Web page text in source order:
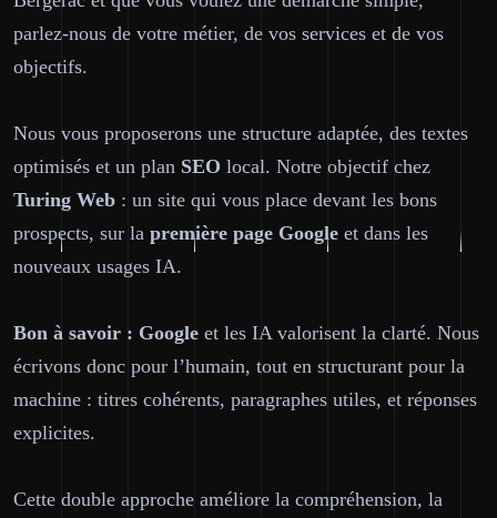
parlez-nous de votre métier, de vos services et de vos
objectifs.
Nous vous proposerons une structure adaptée, des textes
optimisés et un plan SEO local. Notre objectif chez
Turing Web : un site qui vous place devant les bons
prospects, sur la première page Google et dans les
nouveaux usages IA.
Bon à savoir : Google et les IA valorisent la clarté. Nous
écrivons donc pour l’humain, tout en structurant pour la
machine : titres cohérents, paragraphes utiles, et réponses
explicites.
Cette double approche améliore la compréhension, la